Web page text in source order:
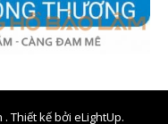
. Thiết kế bởi eLightUp.